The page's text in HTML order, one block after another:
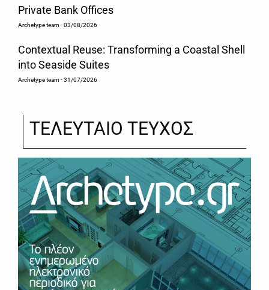
Private Bank Offices
Archetype team- 03/08/2026
Contextual Reuse: Transforming a Coastal Shell
into Seaside Suites
Archetype team- 31/07/2026
ΤΕΛΕΥΤΑΙΟ ΤΕΥΧΟΣ